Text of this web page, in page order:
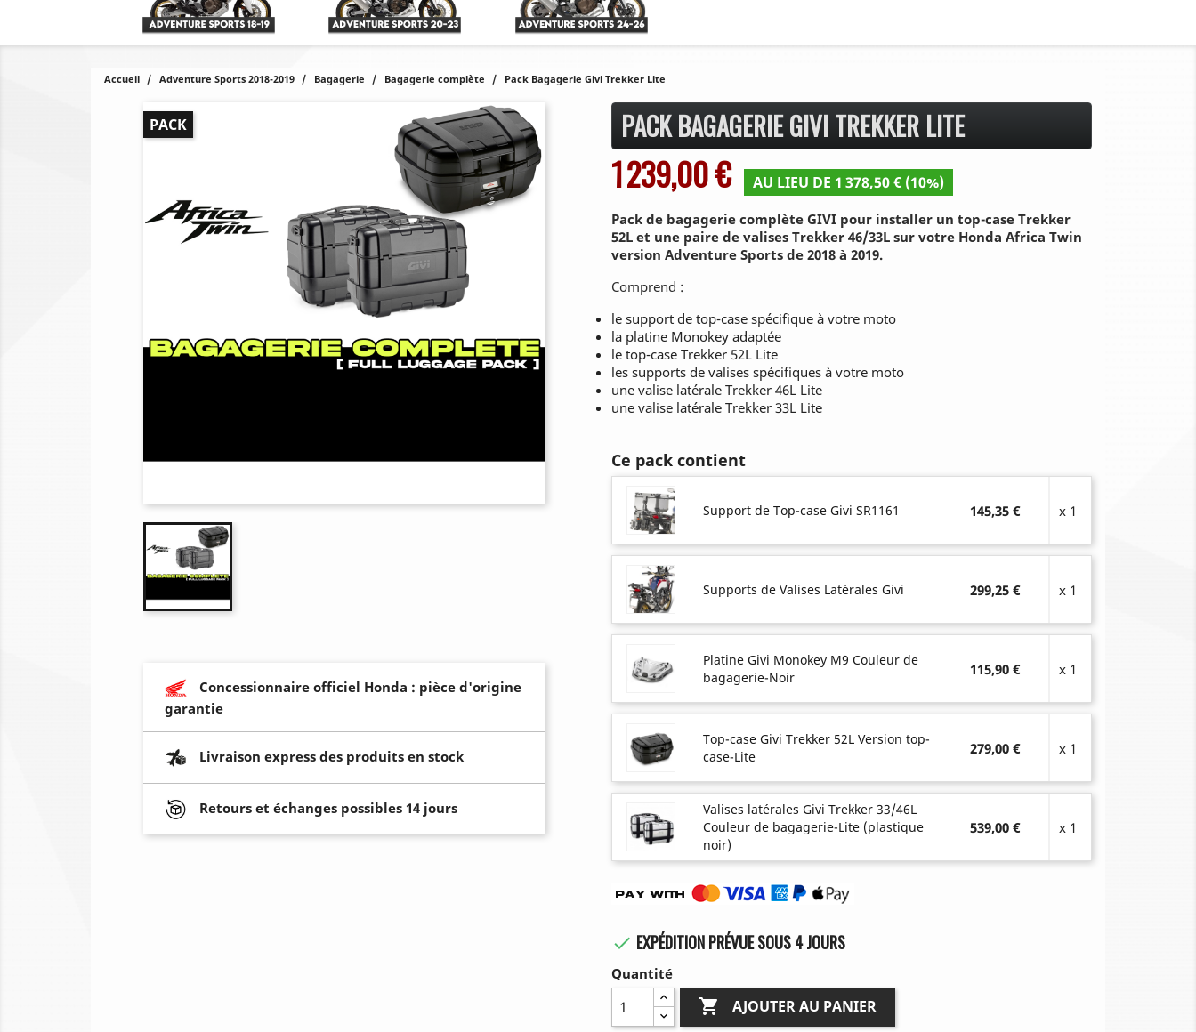
Accueil Adventure Sports 2018-2019 Bagagerie Bagagerie complète Pack Bagagerie Givi Trekker Lite
PACK
Concessionnaire officiel Honda : pièce d'origine
garantie
Livraison express des produits en stock
Retours et échanges possibles 14 jours
PACK BAGAGERIE GIVI TREKKER LITE
1 239,00 € AU LIEU DE 1 378,50 € (10%)
Pack de bagagerie complète GIVI pour installer un top-case Trekker
52L et une paire de valises Trekker 46/33L sur votre Honda Africa Twin
version Adventure Sports de 2018 à 2019.
Comprend :
le support de top-case spécifique à votre moto
la platine Monokey adaptée
le top-case Trekker 52L Lite
les supports de valises spécifiques à votre moto
une valise latérale Trekker 46L Lite
une valise latérale Trekker 33L Lite
Ce pack contient
Support de Top-case Givi SR1161 145,35 € x 1
Supports de Valises Latérales Givi 299,25 € x 1
Platine Givi Monokey M9 Couleur de
bagagerie-Noir
115,90 € x 1
Top-case Givi Trekker 52L Version top-
case-Lite
279,00 € x 1
Valises latérales Givi Trekker 33/46L
Couleur de bagagerie-Lite (plastique
noir)
539,00 € x 1
 EXPÉDITION PRÉVUE SOUS 4 JOURS
Quantité
 AJOUTER AU PANIER